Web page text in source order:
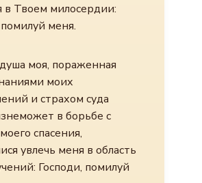
в Твоем милосердии:
меня.
моя, пораженная
моих
и страхом суда
в борьбе с
спасения,
увлечь меня в область
Господи, помилуй